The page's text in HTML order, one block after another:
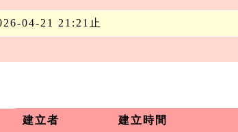
04-21 21:21止
建立者
建立時間